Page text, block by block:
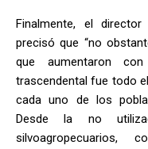
Finalmente, el
precisó que “no
que aumentaron
trascendental fue todo
cada uno de los
Desde la no